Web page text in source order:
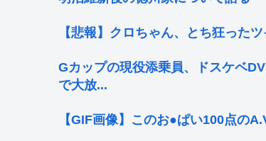
【悲報】クロちゃん、とち狂った
Gカップの現役添乗員、ドスケベ
で大放...
【GIF画像】このお●ぱい100点の